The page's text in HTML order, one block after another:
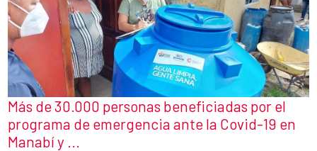
Más de 30.000 personas beneficiadas por el
programa de emergencia ante la Covid-19 en
Manabí y ...